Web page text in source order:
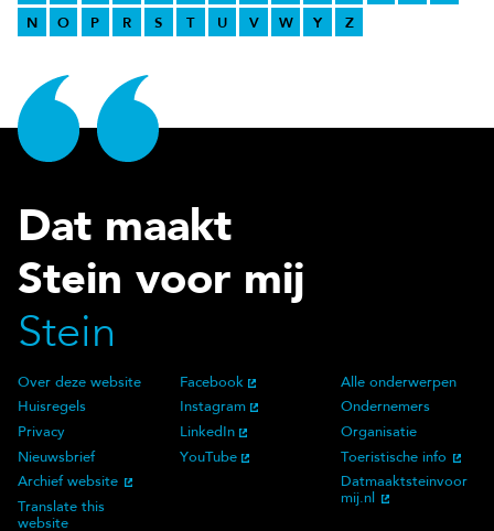
N
O P R S T U V W Y Z
Dat maakt
Stein voor mij
Stein
Over deze website
Over deze website
Huisregels
Privacy
Nieuwsbrief
Archief website
Translate this
website
Social Media
Facebook
Instagram
LinkedIn
YouTube
Alle onderwerpen
Ondernemers
Organisatie
Toeristische info
Datmaaktsteinvoor
mij.nl